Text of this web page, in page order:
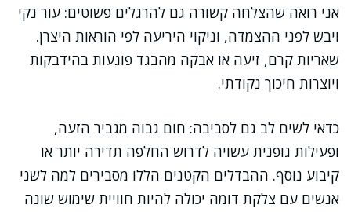
אני רואה שהצלחה קשורה גם להרגלים פשוטים: עור נקי
ויבש לפני ההצמדה, וניקוי היריעה לפי הוראות היצרן.
שאריות קרם, זיעה או אבקה מהבגד פוגעות בהידבקות
ויוצרות חיכוך נקודתי.
כדאי לשים לב גם לסביבה: חום גבוה מגביר הזעה,
ופעילות גופנית עשויה לדרוש החלפה תדירה יותר או
קיבוע נוסף. ההבדלים הקטנים הללו מסבירים למה לשני
אנשים עם צלקת דומה יכולה להיות חוויית שימוש שונה